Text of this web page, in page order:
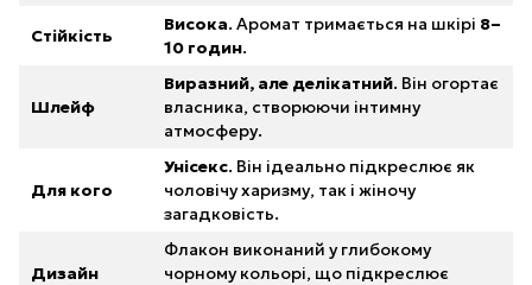
Стійкість
Висока. Аромат тримається на шкірі 8–
10 годин.
Шлейф
Виразний, але делікатний. Він огортає
власника, створюючи інтимну
атмосферу.
Для кого
Унісекс. Він ідеально підкреслює як
чоловічу харизму, так і жіночу
загадковість.
Дизайн
Флакон виконаний у глибокому
чорному кольорі, що підкреслює